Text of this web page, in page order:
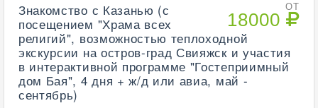
ОТ
18000
Знакомство с Казанью (с
посещением "Храма всех
религий", возможностью теплоходной
экскурсии на остров-град Свияжск и участия
в интерактивной программе "Гостеприимный
дом Бая", 4 дня + ж/д или авиа, май -
сентябрь)